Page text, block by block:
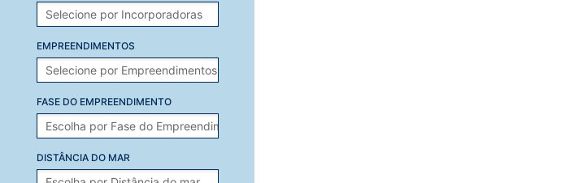
EMPREENDIMENTOS
FASE DO EMPREENDIMENTO
DISTÂNCIA DO MAR